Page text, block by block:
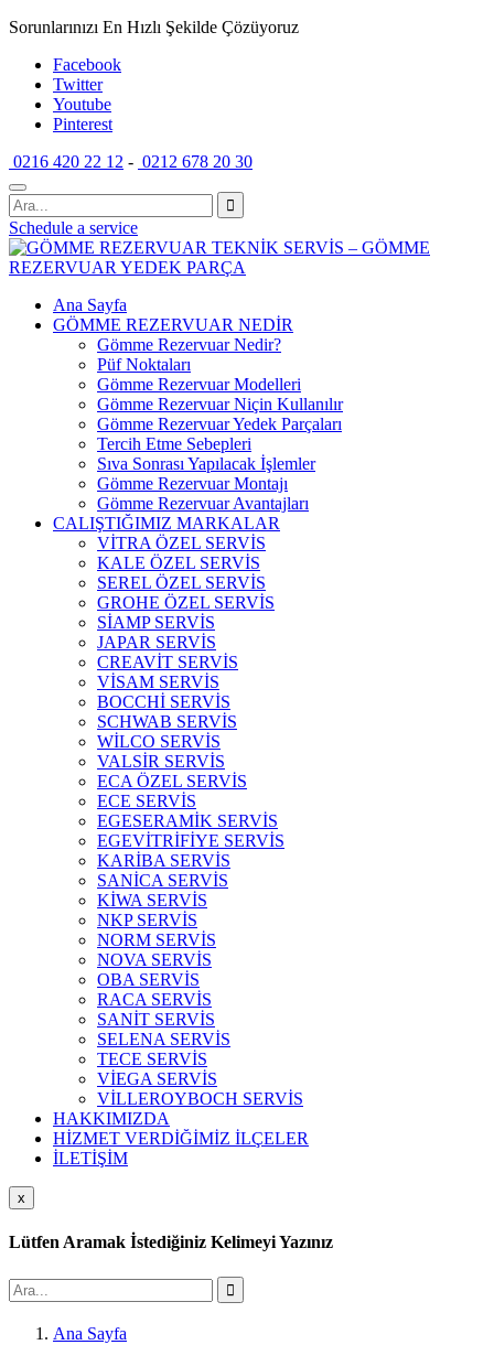
Sorunlarınızı En Hızlı Şekilde Çözüyoruz
Facebook
Twitter
Youtube
Pinterest
0216 420 22 12 - 0212 678 20 30
Schedule a service
Ana Sayfa
GÖMME REZERVUAR NEDİR
Gömme Rezervuar Nedir?
Püf Noktaları
Gömme Rezervuar Modelleri
Gömme Rezervuar Niçin Kullanılır
Gömme Rezervuar Yedek Parçaları
Tercih Etme Sebepleri
Sıva Sonrası Yapılacak İşlemler
Gömme Rezervuar Montajı
Gömme Rezervuar Avantajları
CALIŞTIĞIMIZ MARKALAR
VİTRA ÖZEL SERVİS
KALE ÖZEL SERVİS
SEREL ÖZEL SERVİS
GROHE ÖZEL SERVİS
SİAMP SERVİS
JAPAR SERVİS
CREAVİT SERVİS
VİSAM SERVİS
BOCCHİ SERVİS
SCHWAB SERVİS
WİLCO SERVİS
VALSİR SERVİS
ECA ÖZEL SERVİS
ECE SERVİS
EGESERAMİK SERVİS
EGEVİTRİFİYE SERVİS
KARİBA SERVİS
SANİCA SERVİS
KİWA SERVİS
NKP SERVİS
NORM SERVİS
NOVA SERVİS
OBA SERVİS
RACA SERVİS
SANİT SERVİS
SELENA SERVİS
TECE SERVİS
VİEGA SERVİS
VİLLEROYBOCH SERVİS
HAKKIMIZDA
HİZMET VERDİĞİMİZ İLÇELER
İLETİŞİM
x
Lütfen Aramak İstediğiniz Kelimeyi Yazınız
Ana Sayfa